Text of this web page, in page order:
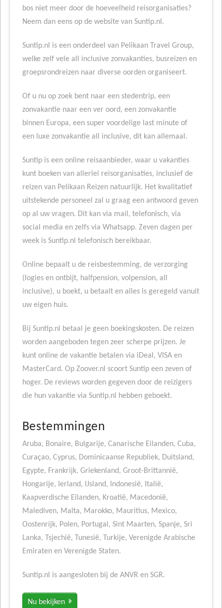
bos niet meer door de hoeveelheid reisorganisaties?
Neem dan eens op de website van Suntip.nl.
Suntip.nl is een onderdeel van Pelikaan Travel Group,
welke zelf vele all inclusive zonvakanties, busreizen en
groepsrondreizen naar diverse oorden organiseert.
Of u nu op zoek bent naar een stedentrip, een
zonvakantie naar een ver oord, een zonvakantie
binnen Europa, een super voordelige last minute of
een luxe zonvakantie all inclusive, dit kan allemaal.
Suntip is een online reisaanbieder, waar u vakanties
kunt boeken van allerlei reisorganisaties, inclusief de
reizen van Pelikaan Reizen natuurlijk. Het kwalitatief
uitstekende personeel zal u graag een antwoord geven
op al uw vragen. Dit kan via mail, telefonisch, via
social media en zelfs via Whatsapp. Zeven dagen per
week is Suntip.nl telefonisch bereikbaar.
Online bepaalt u de reisbestemming, de verzorging
(logies en ontbijt, halfpension, volpension, all
inclusive), u boekt, u betaalt en alles is geregeld vanuit
uw eigen huis.
Bij Suntip.nl betaal je geen boekingskosten. De reizen
worden aangeboden tegen zeer scherpe prijzen. Je
kunt online de vakantie betalen via iDeal, VISA en
MasterCard. Op Zoover.nl scoort Suntip een zeven of
hoger. De reviews worden gegeven door de reizigers
die hun vakantie via Suntip.nl hebben geboekt.
Bestemmingen
Aruba, Bonaire, Bulgarije, Canarische Eilanden, Cuba,
Curaçao, Cyprus, Dominicaanse Republiek, Duitsland,
Egypte, Frankrijk, Griekenland, Groot-Brittannië,
Hongarije, Ierland, IJsland, Indonesië, Italië,
Kaapverdische Eilanden, Kroatië, Macedonië,
Malediven, Malta, Marokko, Mauritius, Mexico,
Oostenrijk, Polen, Portugal, Sint Maarten, Spanje, Sri
Lanka, Tsjechië, Tunesië, Turkije, Verenigde Arabische
Emiraten en Verenigde Staten.
Suntip.nl is aangesloten bij de ANVR en SGR.
Nu bekijken